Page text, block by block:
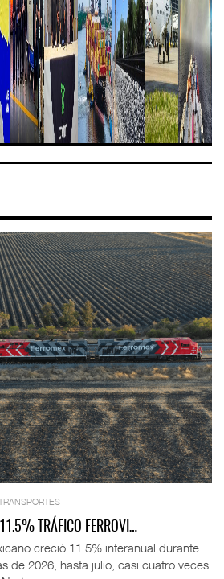
TRÁFICO FERROVI…
creció 11.5% interanual durante
de 2026, hasta julio, casi cuatro veces